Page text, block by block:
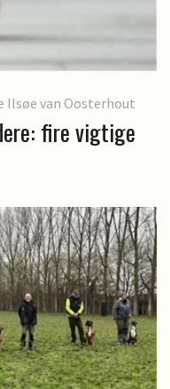
Ilsøe van Oosterhout
fire vigtige